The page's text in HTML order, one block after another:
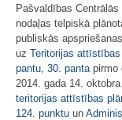
Pašvaldības
nodaļas telpiskā
publiskās
uz Teritorijas
pantu 30. panta pirmo
2014. gada 14.
teritorijas attīstības
124. punktu un